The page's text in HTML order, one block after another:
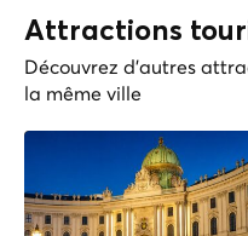
Attractions
Découvrez d'autres
la même ville